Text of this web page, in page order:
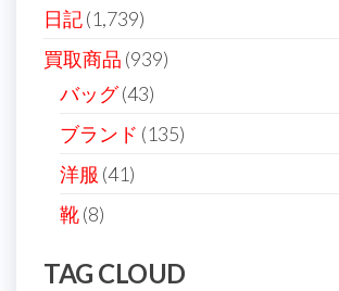
日記(1,739)
買取商品 (939)
バッグ(43)
ブランド (135)
洋服 (41)
靴(8)
TAG CLOUD